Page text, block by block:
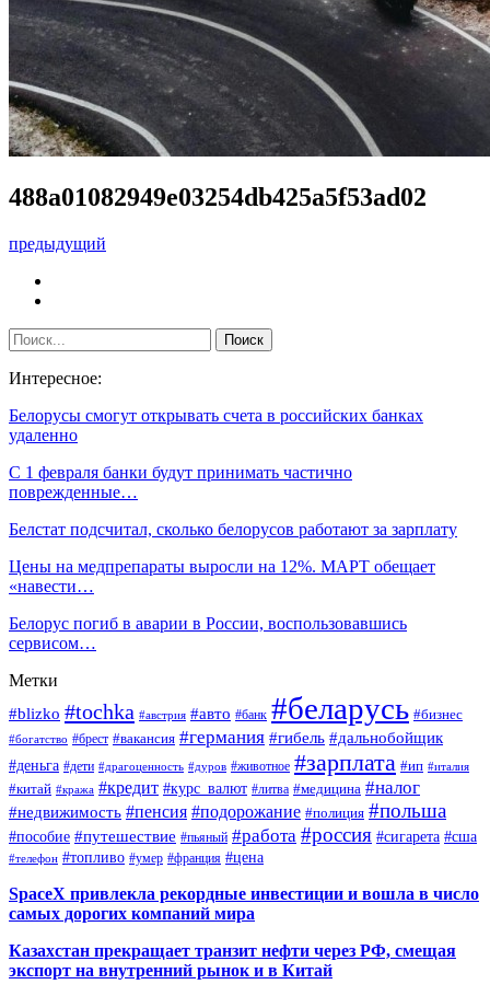
488a01082949e03254db425a5f53ad02
предыдущий
Интересное:
Белорусы смогут открывать счета в российских банках
удаленно
С 1 февраля банки будут принимать частично
поврежденные…
Белстат подсчитал, сколько белорусов работают за зарплату
Цены на медпрепараты выросли на 12%. МАРТ обещает
«навести…
Белорус погиб в аварии в России, воспользовавшись
сервисом…
Метки
#blizko #tochka #австрия #авто #банк #беларусь #бизнес
#богатство #брест #вакансия #германия #гибель #дальнобойщик
#деньга #дети #драгоценность #дуров #животное #зарплата #ип #италия
#китай #кража #кредит #курс_валют #литва #медицина #налог
#недвижимость #пенсия #подорожание #полиция #польша
#пособие #путешествие #пьяный #работа #россия #сигарета #сша
#телефон #топливо #умер #франция #цена
SpaceX привлекла рекордные инвестиции и вошла в число
самых дорогих компаний мира
Казахстан прекращает транзит нефти через РФ, смещая
экспорт на внутренний рынок и в Китай